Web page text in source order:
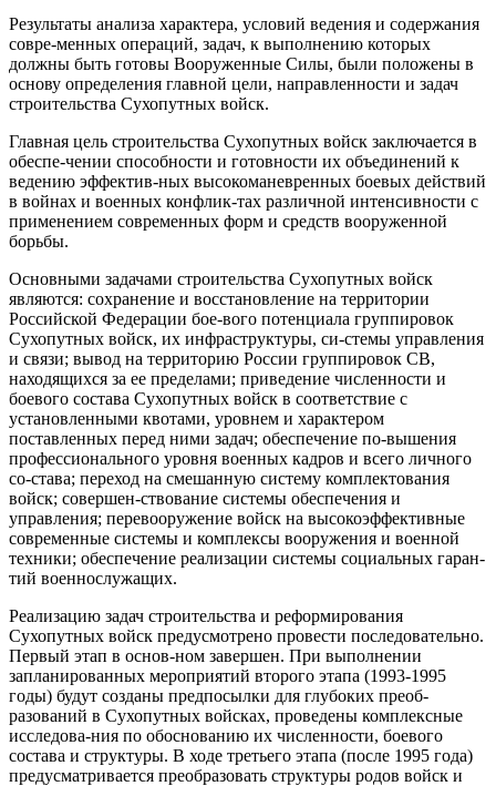
Результаты анализа характера, условий ведения и содержания
совре-менных операций, задач, к выполнению которых
должны быть готовы Вооруженные Силы, были положены в
основу определения главной цели, направленности и задач
строительства Сухопутных войск.
Главная цель строительства Сухопутных войск заключается в
обеспе-чении способности и готовности их объединений к
ведению эффектив-ных высокоманевренных боевых действий
в войнах и военных конфлик-тах различной интенсивности с
применением современных форм и средств вооруженной
борьбы.
Основными задачами строительства Сухопутных войск
являются: сохранение и восстановление на территории
Российской Федерации бое-вого потенциала группировок
Сухопутных войск, их инфраструктуры, си-стемы управления
и связи; вывод на территорию России группировок СВ,
находящихся за ее пределами; приведение численности и
боевого состава Сухопутных войск в соответствие с
установленными квотами, уровнем и характером
поставленных перед ними задач; обеспечение по-вышения
профессионального уровня военных кадров и всего личного
со-става; переход на смешанную систему комплектования
войск; совершен-ствование системы обеспечения и
управления; перевооружение войск на высокоэффективные
современные системы и комплексы вооружения и военной
техники; обеспечение реализации системы социальных гаран-
тий военнослужащих.
Реализацию задач строительства и реформирования
Сухопутных войск предусмотрено провести последовательно.
Первый этап в основ-ном завершен. При выполнении
запланированных мероприятий второго этапа (1993-1995
годы) будут созданы предпосылки для глубоких преоб-
разований в Сухопутных войсках, проведены комплексные
исследова-ния по обоснованию их численности, боевого
состава и структуры. В ходе третьего этапа (после 1995 года)
предусматривается преобразовать структуры родов войск и